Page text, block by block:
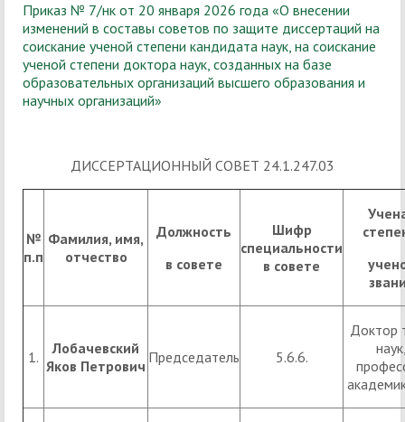
Приказ № 7/нк от 20 января 2026 года «О внесении
изменений в составы советов по защите диссертаций на
соискание ученой степени кандидата наук, на соискание
ученой степени доктора наук, созданных на базе
образовательных организаций высшего образования и
научных организаций»
ДИССЕРТАЦИОННЫЙ СОВЕТ 24.1.247.03
№
п.п
Фамилия, имя,
отчество
Должность
в совете
Шифр
специальности
в совете
1.
Лобачевский
Яков Петрович Председатель 5.6.6.
Доктор